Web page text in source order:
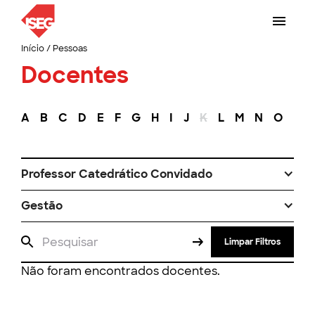
Início/ Pessoas
Docentes
A B C D E F G H I J K L M N O
Professor Catedrático Convidado
Gestão
Limpar Filtros
Não foram encontrados docentes.